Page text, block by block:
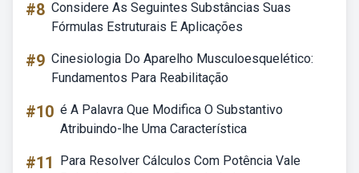
#8 Considere As Seguintes Substâncias Suas
Fórmulas Estruturais E Aplicações
#9 Cinesiologia Do Aparelho Musculoesquelético:
Fundamentos Para Reabilitação
#10 é A Palavra Que Modifica O Substantivo
Atribuindo-lhe Uma Característica
#11
Para Resolver Cálculos Com Potência Vale